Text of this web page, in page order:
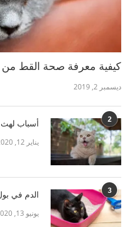
كيفية معرفة صحة القط من
ديسمبر 2, 2019
2 أسباب لهث
يناير 12, 2020
3 الدم في
يونيو 13, 2020